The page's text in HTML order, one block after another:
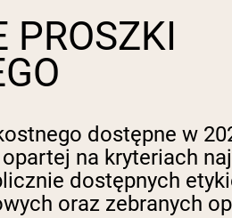
dostępne w
na kryteriach
dostępnych
oraz zebranych